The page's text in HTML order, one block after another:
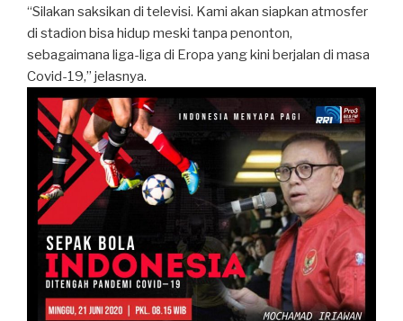
“Silakan saksikan di televisi. Kami akan siapkan atmosfer
di stadion bisa hidup meski tanpa penonton,
sebagaimana liga-liga di Eropa yang kini berjalan di masa
Covid-19,” jelasnya.